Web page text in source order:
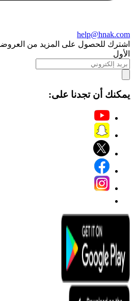
help@hnak.com
اشترك للحصول على المزيد من العروض
الأول
يمكنك أن تجدنا على: